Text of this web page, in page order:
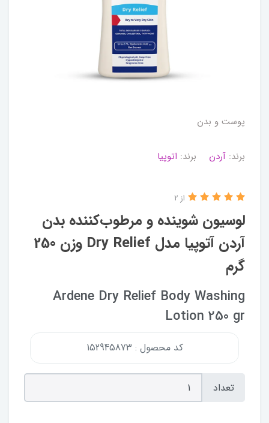
پوست و بدن
برند: آردن برند: اتوپیا
لوسیون شوینده و مرطوب‌کننده بدن
آردن آتوپیا مدل Dry Relief وزن 250
گرم
از 2
Ardene Dry Relief Body Washing
Lotion 250 gr
کد محصول : 152945873
تعداد